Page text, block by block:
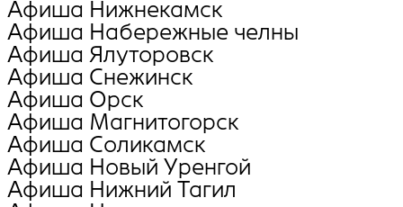
Афиша Нижнекамск
Афиша Набережные челны
Афиша Ялуторовск
Афиша Снежинск
Афиша Орск
Афиша Магнитогорск
Афиша Соликамск
Афиша Новый Уренгой
Афиша Нижний Тагил